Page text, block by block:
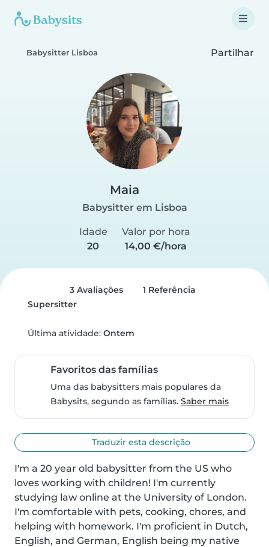
Babysitter Lisboa Partilhar
Maia
Babysitter em Lisboa
Idade
20
Valor por hora
14,00 €/hora
3 Avaliações
1 Referência
Supersitter
Última atividade: Ontem
Favoritos das famílias
Uma das babysitters mais populares da
Babysits, segundo as famílias.Saber mais
Traduzir esta descrição
I'm a 20 year old babysitter from the US who
loves working with children! I'm currently
studying law online at the University of London.
I'm comfortable with pets, cooking, chores, and
helping with homework. I'm proficient in Dutch,
English, and German, English being my native